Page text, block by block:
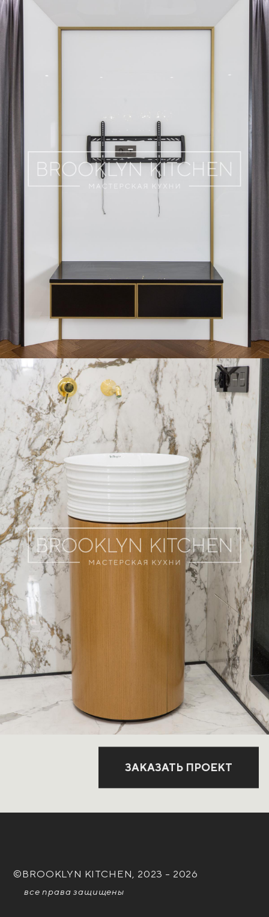
ЗАКАЗАТЬ ПРОЕКТ
©BROOKLYN KITCHEN, 2023 – 2026
все права защищены